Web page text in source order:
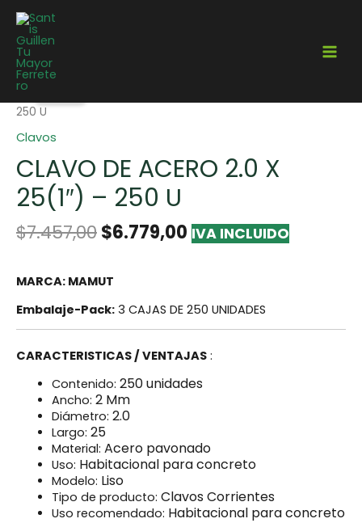
250 U
Clavos
CLAVO DE ACERO 2.0 X
25(1″) – 250 U
$7.457,00$6.779,00 IVA INCLUIDO
MARCA: MAMUT
Embalaje-Pack: 3 CAJAS DE 250 UNIDADES
CARACTERISTICAS / VENTAJAS :
Contenido: 250 unidades
Ancho: 2 Mm
Diámetro: 2.0
Largo: 25
Material: Acero pavonado
Uso: Habitacional para concreto
Modelo: Liso
Tipo de producto: Clavos Corrientes
Uso recomendado: Habitacional para concreto